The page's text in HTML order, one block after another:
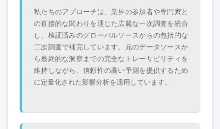
私たちのアプローチは、業界の参加者や専門家と
の直接的な関わりを通じた広範な一次調査を統合
し、検証済みのグローバルソースからの包括的な
二次調査で補完しています。元のデータソースか
ら最終的な洞察までの完全なトレーサビリティを
維持しながら、信頼性の高い予測を提供するため
に定量化された影響分析を適用しています。